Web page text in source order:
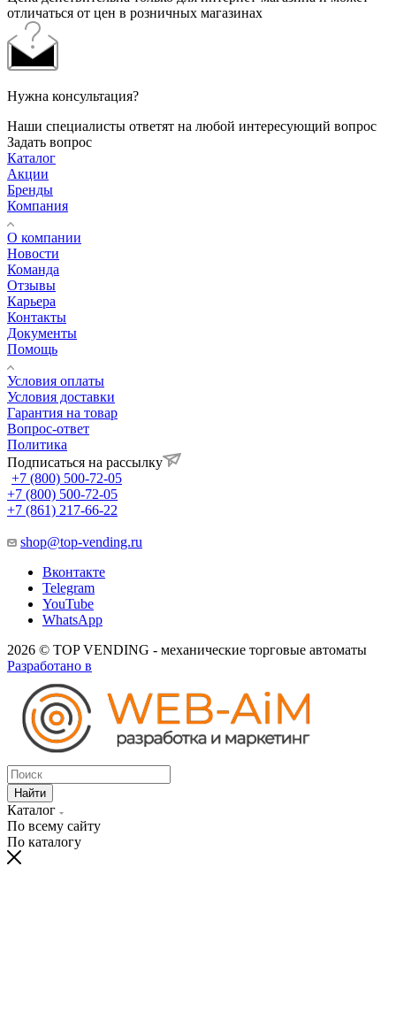
отличаться от цен в розничных магазинах
Нужна консультация?
Наши специалисты ответят на любой интересующий вопрос
Задать вопрос
Каталог
Акции
Бренды
Компания
О компании
Новости
Команда
Отзывы
Карьера
Контакты
Документы
Помощь
Условия оплаты
Условия доставки
Гарантия на товар
Вопрос-ответ
Политика
Подписаться на рассылку
+7 (800) 500-72-05
+7 (800) 500-72-05
+7 (861) 217-66-22
shop@top-vending.ru
Вконтакте
Telegram
YouTube
WhatsApp
2026 © TOP VENDING - механические торговые автоматы
Разработано в
Найти
Каталог
По всему сайту
По каталогу